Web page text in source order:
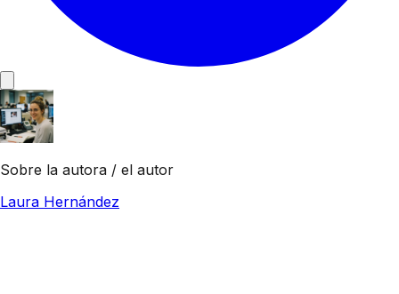
Sobre la autora / el autor
Laura Hernández